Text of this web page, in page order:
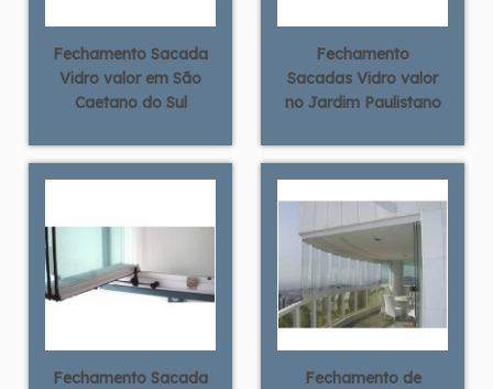
Fechamento Sacada
Vidro valor em São
Caetano do Sul
Fechamento
Sacadas Vidro valor
no Jardim Paulistano
Fechamento Sacada
Fechamento de